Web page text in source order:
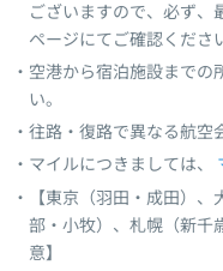
ございますので、必ず、
ページにてご確認くださ
空港から宿泊施設までの
い。
往路・復路で異なる航空
マイルにつきましては、
【東京（羽田・成田）
部・小牧）、札幌（新千
意】